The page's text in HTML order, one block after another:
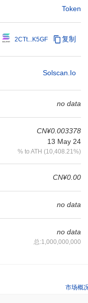
Token
2CTt...K5GF 复制
Solscan.io
no data
CN¥0.003378
13 May 24
% to ATH (10,408.21%)
CN¥0.00
no data
no data
总:1,000,000,000
者和表情包爱好者的细分
动项目的投资者和游戏玩
币非常适合那些希望参与
术庆祝犬类文化的人。
）的独特共识机制来保障
他们持有的代币数量和愿
强区块链保护。这种方
网络安全性，还相较于传
风险？
端波动性而面临重大争
目还因潜在的安全事件受
走”事件的担忧。此外，
题，进一步增加了其长期
– 关键指标与市
加密货币交
市场概